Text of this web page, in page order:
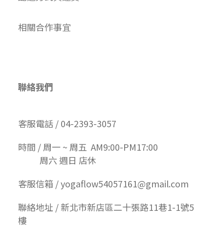
相關合作事宜
聯絡我們
客服電話 / 04-2393-3057
時間 / 周一 ~ 周五 AM9:00-PM17:00
周六 週日 店休
客服信箱 / yogaflow54057161@gmail.com
聯絡地址 / 新北市新店區二十張路11巷1-1號5
樓